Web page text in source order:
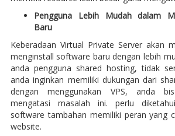
Pengguna Lebih Mudah dalam
Baru
Keberadaan Virtual Private Server akan
menginstall software baru dengan lebih
anda pengguna shared hosting, tidak
anda inginkan memiliki dukungan dari
dengan menggunakan VPS, anda
mengatasi masalah ini. perlu
software tambahan memiliki peran yang
website.